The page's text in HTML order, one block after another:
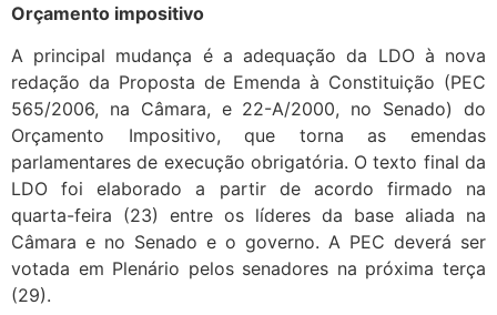
Orçamento impositivo
A principal mudança é a adequação da LDO à nova
redação da Proposta de Emenda à Constituição (PEC
565/2006, na Câmara, e 22-A/2000, no Senado) do
Orçamento Impositivo, que torna as emendas
parlamentares de execução obrigatória. O texto final da
LDO foi elaborado a partir de acordo firmado na
quarta-feira (23) entre os líderes da base aliada na
Câmara e no Senado e o governo. A PEC deverá ser
votada em Plenário pelos senadores na próxima terça
(29).